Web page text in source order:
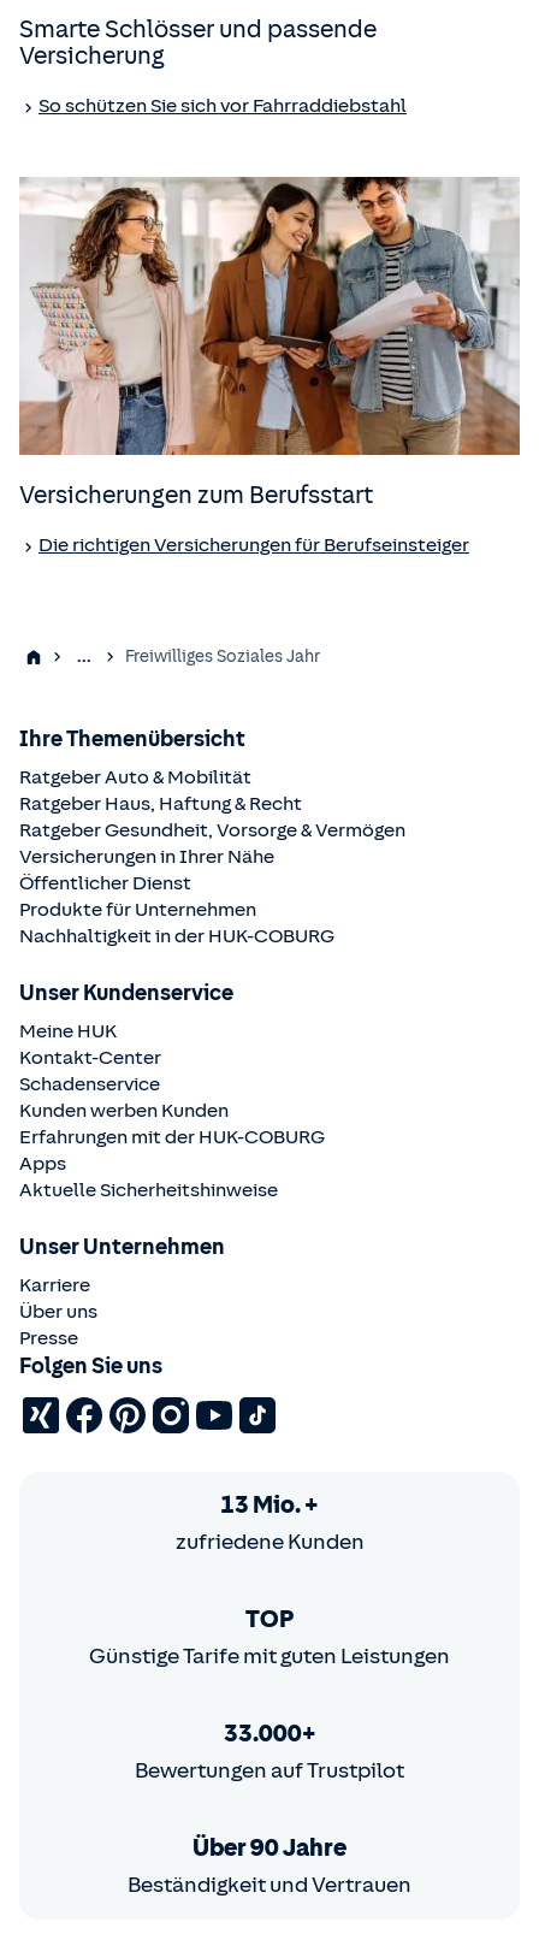
Smarte Schlösser und passende
Versicherung
So schützen Sie sich vor Fahrraddiebstahl
Versicherungen zum Berufsstart
Die richtigen Versicherungen für Berufseinsteiger
... Freiwilliges Soziales Jahr
Ihre Themenübersicht
Ratgeber Auto & Mobilität
Ratgeber Haus, Haftung & Recht
Ratgeber Gesundheit, Vorsorge & Vermögen
Versicherungen in Ihrer Nähe
Öffentlicher Dienst
Produkte für Unternehmen
Nachhaltigkeit in der HUK-COBURG
Unser Kundenservice
Meine HUK
Kontakt-Center
Schadenservice
Kunden werben Kunden
Erfahrungen mit der HUK-COBURG
Apps
Aktuelle Sicherheitshinweise
Unser Unternehmen
Karriere
Über uns
Presse
Folgen Sie uns
13 Mio. +
zufriedene Kunden
TOP
Günstige Tarife mit guten Leistungen
33.000+
Bewertungen auf Trustpilot
Über 90 Jahre
Beständigkeit und Vertrauen